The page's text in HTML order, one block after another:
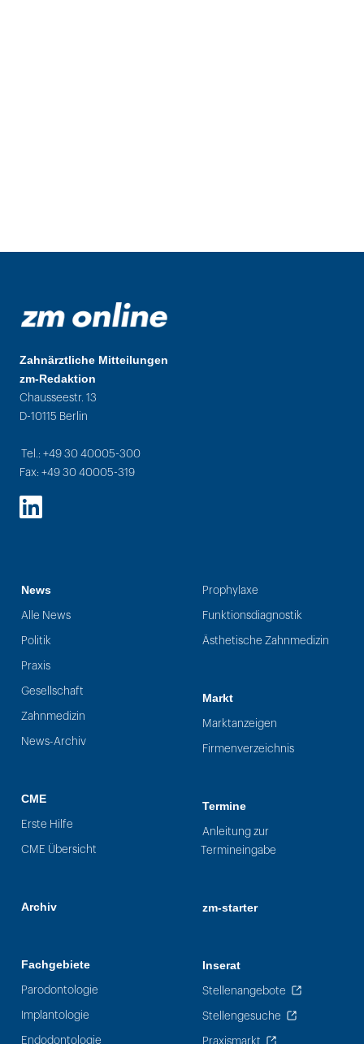
Zahnärztliche Mitteilungen
zm-Redaktion
Chausseestr. 13
D-10115 Berlin
Tel.: +49 30 40005-300
Fax: +49 30 40005-319
LinkedIn
News
Alle News
Politik
Praxis
Gesellschaft
Zahnmedizin
News-Archiv
CME
Erste Hilfe
CME Übersicht
Archiv
Fachgebiete
Parodontologie
Implantologie
Endodontologie
Prophylaxe
Funktionsdiagnostik
Ästhetische Zahnmedizin
Markt
Marktanzeigen
Firmenverzeichnis
Termine
Anleitung zur
Termineingabe
zm-starter
Inserat
Stellenangebote
Stellengesuche
Praxismarkt